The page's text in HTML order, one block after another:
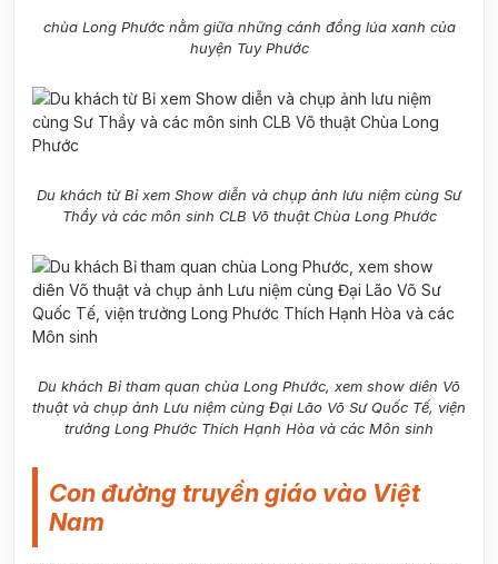
chùa Long Phước nằm giữa những cánh đồng lúa xanh của
huyện Tuy Phước
Du khách từ Bỉ xem Show diễn và chụp ảnh lưu niệm cùng Sư
Thầy và các môn sinh CLB Võ thuật Chùa Long Phước
Du khách Bỉ tham quan chùa Long Phước, xem show diên Võ
thuật và chụp ảnh Lưu niệm cùng Đại Lão Võ Sư Quốc Tế, viện
trưởng Long Phước Thích Hạnh Hòa và các Môn sinh
Con đường truyền giáo vào Việt
Nam